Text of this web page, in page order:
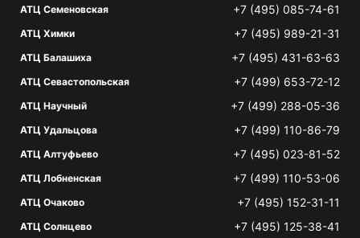
АТЦ Семеновская +7 (495) 085-74-61
АТЦ Химки +7 (495) 989-21-31
АТЦ Балашиха +7 (495) 431-63-63
АТЦ Севастопольская +7 (499) 653-72-12
АТЦ Научный +7 (499) 288-05-36
АТЦ Удальцова +7 (499) 110-86-79
АТЦ Алтуфьево +7 (495) 023-81-52
АТЦ Лобненская +7 (499) 110-53-06
АТЦ Очаково +7 (495) 152-31-11
АТЦ Солнцево +7 (495) 125-38-41